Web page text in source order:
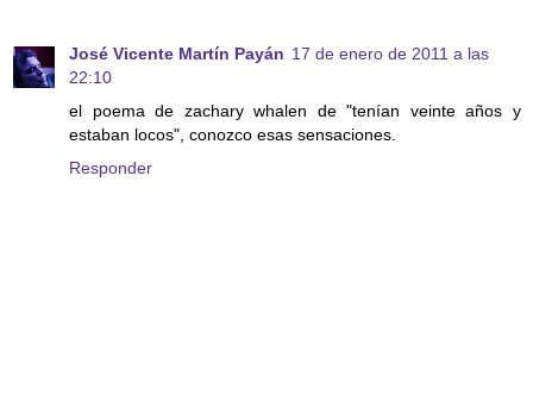
José Vicente Martín Payán 17 de enero de 2011 a las
22:10
el poema de zachary whalen de "tenían veinte años y
estaban locos", conozco esas sensaciones.
Responder